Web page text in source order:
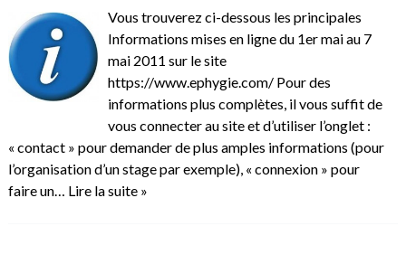
Vous trouverez ci-dessous les principales
Informations mises en ligne du 1er mai au 7
mai 2011 sur le site
https://www.ephygie.com/ Pour des
informations plus complètes, il vous suffit de
vous connecter au site et d’utiliser l’onglet :
« contact » pour demander de plus amples informations (pour
l’organisation d’un stage par exemple), « connexion » pour
faire un… Lire la suite »